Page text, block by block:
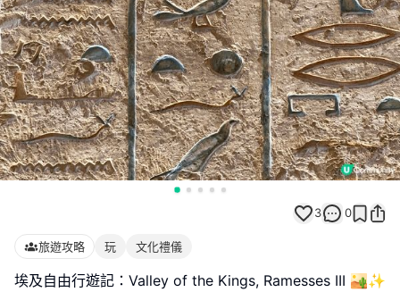
3 0
旅遊攻略 玩 文化禮儀
埃及自由行遊記：Valley of the Kings, Ramesses III 🏜️✨